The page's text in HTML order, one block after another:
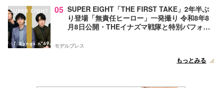
05 SUPER EIGHT「THE FIRST TAKE」2年半ぶ
り登場「無責任ヒーロー」一発撮り 令和8年8
月8日公開・THEイナズマ戦隊と特別パフォー
モデルプレス
もっとみる